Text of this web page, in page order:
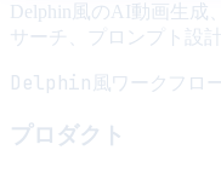
Delphin風のAI動画生成
サーチ、プロンプト設
Delphin風ワークフロ
プロダクト